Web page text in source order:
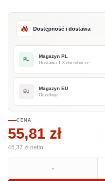
Dostępność i dostawa
PL
Magazyn PL
Dostawa 1-3 dni robocze
EU
Magazyn EU
Oczekuje
CENA
55,81 zł
45,37 zł netto
-